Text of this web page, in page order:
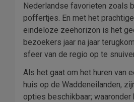
Nederlandse favorieten zoals
poffertjes. En met het
eindeloze zeehorizon is het
bezoekers jaar na jaar
sfeer van de regio op te
Als het gaat om het huren van
huis op de Waddeneilanden,
opties beschikbaar; waaronder